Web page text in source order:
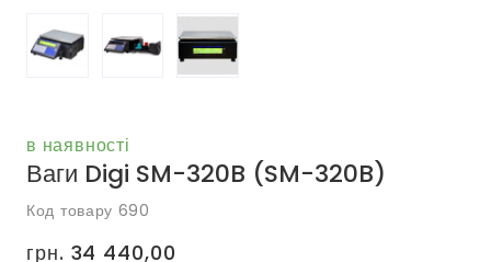
в наявності
Ваги Digi SM-320B (SM-320B)
Код товару 690
грн. 34 440,00